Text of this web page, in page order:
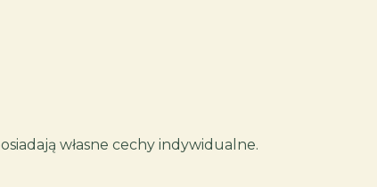
własne cechy indywidualne.